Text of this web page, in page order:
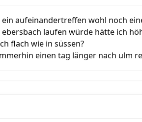
aufeinandertreffen wohl noch
laufen würde hätte ich
flach wie in süssen?
einen tag länger nach ulm